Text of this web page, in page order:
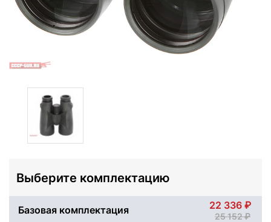
Выберите комплектацию
Базовая комплектация 22 336
25 152